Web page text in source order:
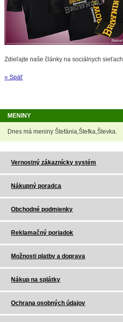
Zdieľajte naše články na sociálnych sieťach
« Späť
MENINY
Dnes má meniny Štefánia,Štefka,Števka.
Vernostný zákaznícky systém
Nákupný poradca
Obchodné podmienky
Reklamačný poriadok
Možnosti platby a doprava
Nákup na splátky
Ochrana osobných údajov